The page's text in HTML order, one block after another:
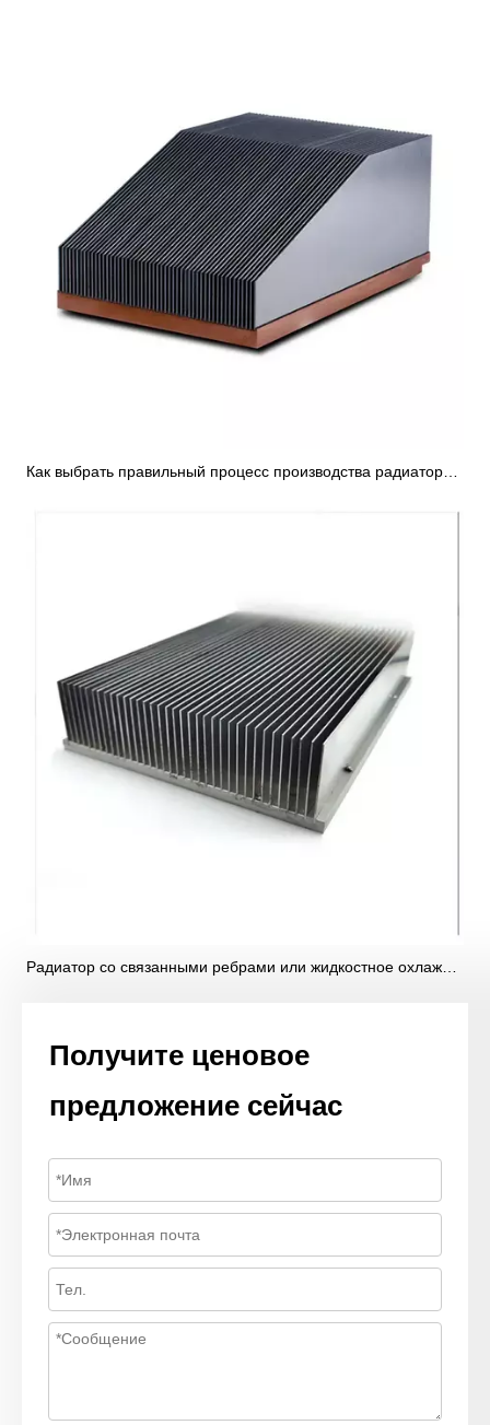
Как выбрать правильный процесс производства радиатора с клеевыми ребрами?
Радиатор со связанными ребрами или жидкостное охлаждение: какое решение соответствует вашим требованиям к электропитанию?
Получите ценовое
предложение сейчас